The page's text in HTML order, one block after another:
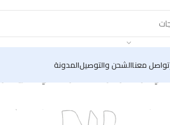
تواصل معناالشحن والتوصيلالمدونة